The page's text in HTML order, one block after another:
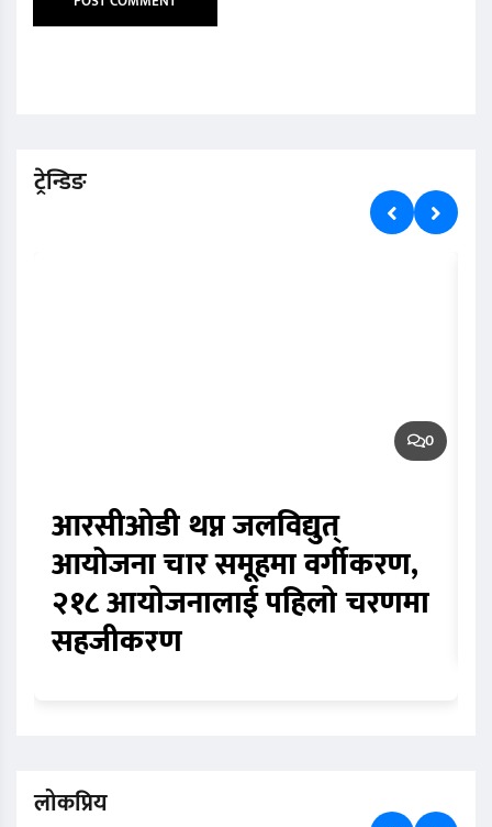
ट्रेन्डिङ
0
आरसीओडी थप्न जलविद्युत्
आयोजना चार समूहमा वर्गीकरण,
२१८ आयोजनालाई पहिलो चरणमा
सहजीकरण
लोकप्रिय